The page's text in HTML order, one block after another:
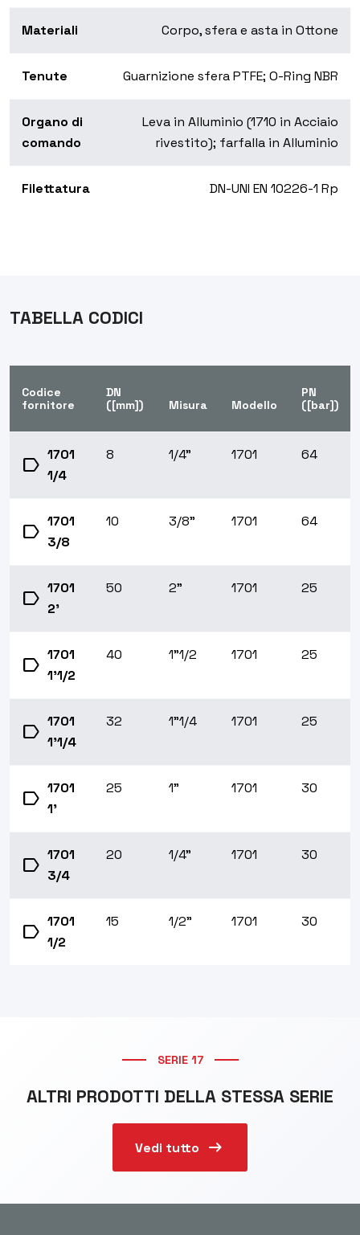
Materiali Corpo, sfera e asta in Ottone
Tenute Guarnizione sfera PTFE; O-Ring NBR
Organo di
comando
Leva in Alluminio (1710 in Acciaio
rivestito); farfalla in Alluminio
Filettatura DN-UNI EN 10226-1 Rp
TABELLA CODICI
Codice
fornitore
DN
([mm])
Misura Modello
PN
([bar])
label 1701
1/4
8 1/4" 1701 64
label 1701
3/8
10 3/8" 1701 64
label 1701
2'
50 2" 1701 25
label 1701
1'1/2
40 1"1/2 1701 25
label 1701
1'1/4
32 1"1/4 1701 25
label 1701
1'
25 1" 1701 30
label 1701
3/4
20 1/4" 1701 30
label 1701
1/2
15 1/2" 1701 30
SERIE 17
ALTRI PRODOTTI DELLA STESSA SERIE
Vedi tutto arrow_right_alt